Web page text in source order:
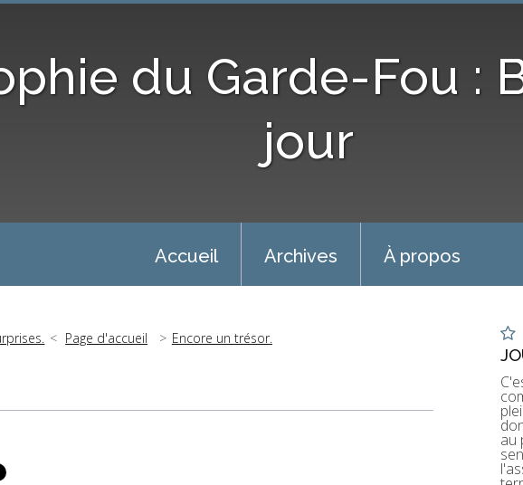
du Garde-Fou :
jour
Accueil Archives À propos
Page d'accueil Encore un trésor.
au